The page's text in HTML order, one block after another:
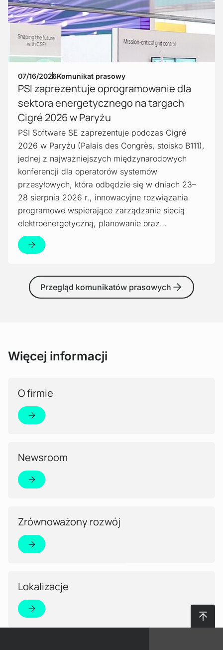
07/16/2026Komunikat prasowy
PSI zaprezentuje oprogramowanie dla
sektora energetycznego na targach
Cigré 2026 w Paryżu
PSI Software SE zaprezentuje podczas Cigré
2026 w Paryżu (Palais des Congrès, stoisko B111),
jednej z najważniejszych międzynarodowych
konferencji dla operatorów systemów
przesyłowych, która odbędzie się w dniach 23–
28 sierpnia 2026 r., innowacyjne rozwiązania
programowe wspierające zarządzanie siecią
elektroenergetyczną, planowanie oraz…
Przegląd komunikatów prasowych
Więcej informacji
O firmie
Newsroom
Zrównoważony rozwój
Lokalizacje
Do